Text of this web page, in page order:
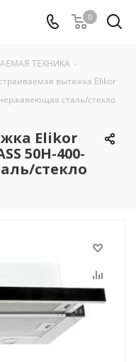
0
ТЕХНИКА -
вытяжка Elikor
сталь/стекло
Elikor
50Н-400-
стекло